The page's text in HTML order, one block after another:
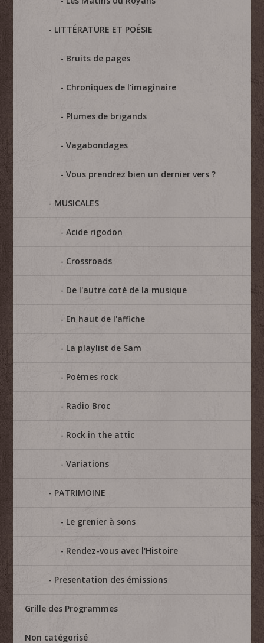
LITTÉRATURE ET POÉSIE
Bruits de pages
Chroniques de l'imaginaire
Plumes de brigands
Vagabondages
Vous prendrez bien un dernier vers ?
MUSICALES
Acide rigodon
Crossroads
De l'autre coté de la musique
En haut de l'affiche
La playlist de Sam
Poèmes rock
Radio Broc
Rock in the attic
Variations
PATRIMOINE
Le grenier à sons
Rendez-vous avec l'Histoire
Presentation des émissions
Grille des Programmes
Non catégorisé